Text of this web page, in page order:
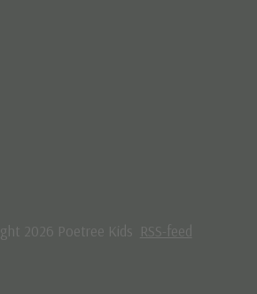
2026 Poetree Kids RSS-feed